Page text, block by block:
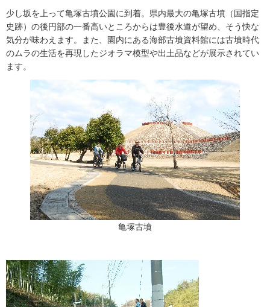
少し坂を上って亀塚古墳公園に到着。県内最大の亀塚古墳（国指定
史跡）の後円部の一番高いところからは豊後水道が望め、そう快な
気分が味わえます。また、園内にある海部古墳資料館には古墳時代
のムラの生活を再現したジオラマ模型や出土品などが展示されてい
ます。
亀塚古墳